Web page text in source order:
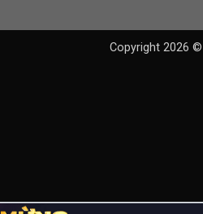
Copyright 2026 ©